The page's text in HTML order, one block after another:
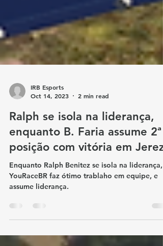
Oct 14, 2023
2 min read
Ralph se isola na liderança,
enquanto B. Faria assume 2ª
posição com vitória em Jerez
Enquanto Ralph Benitez se isola na liderança,
assume liderança.